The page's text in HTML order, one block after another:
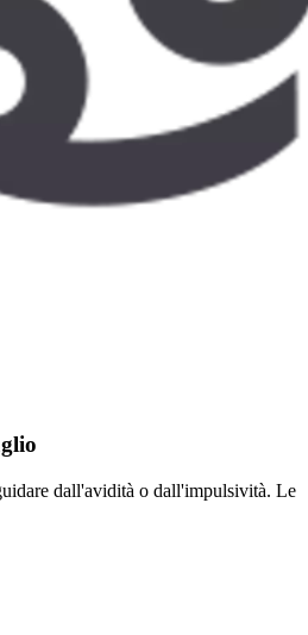
dall'avidità o dall'impulsività. Le